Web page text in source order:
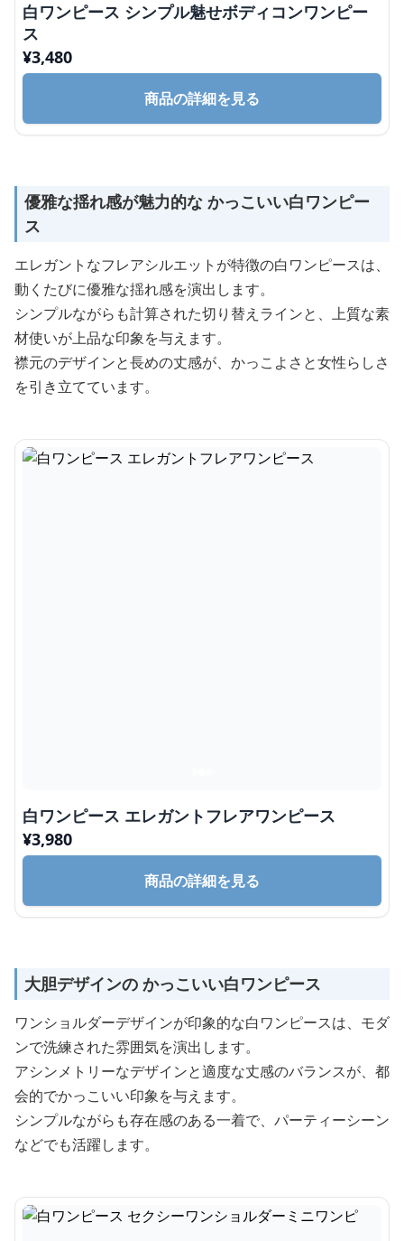
白ワンピース シンプル魅せボディコンワンピー
ス
¥3,480
商品の詳細を見る
優雅な揺れ感が魅力的な かっこいい白ワンピー
ス
エレガントなフレアシルエットが特徴の白ワンピースは、
動くたびに優雅な揺れ感を演出します。
シンプルながらも計算された切り替えラインと、上質な素
材使いが上品な印象を与えます。
襟元のデザインと長めの丈感が、かっこよさと女性らしさ
を引き立てています。
白ワンピース エレガントフレアワンピース
¥3,980
商品の詳細を見る
大胆デザインの かっこいい白ワンピース
ワンショルダーデザインが印象的な白ワンピースは、モダ
ンで洗練された雰囲気を演出します。
アシンメトリーなデザインと適度な丈感のバランスが、都
会的でかっこいい印象を与えます。
シンプルながらも存在感のある一着で、パーティーシーン
などでも活躍します。